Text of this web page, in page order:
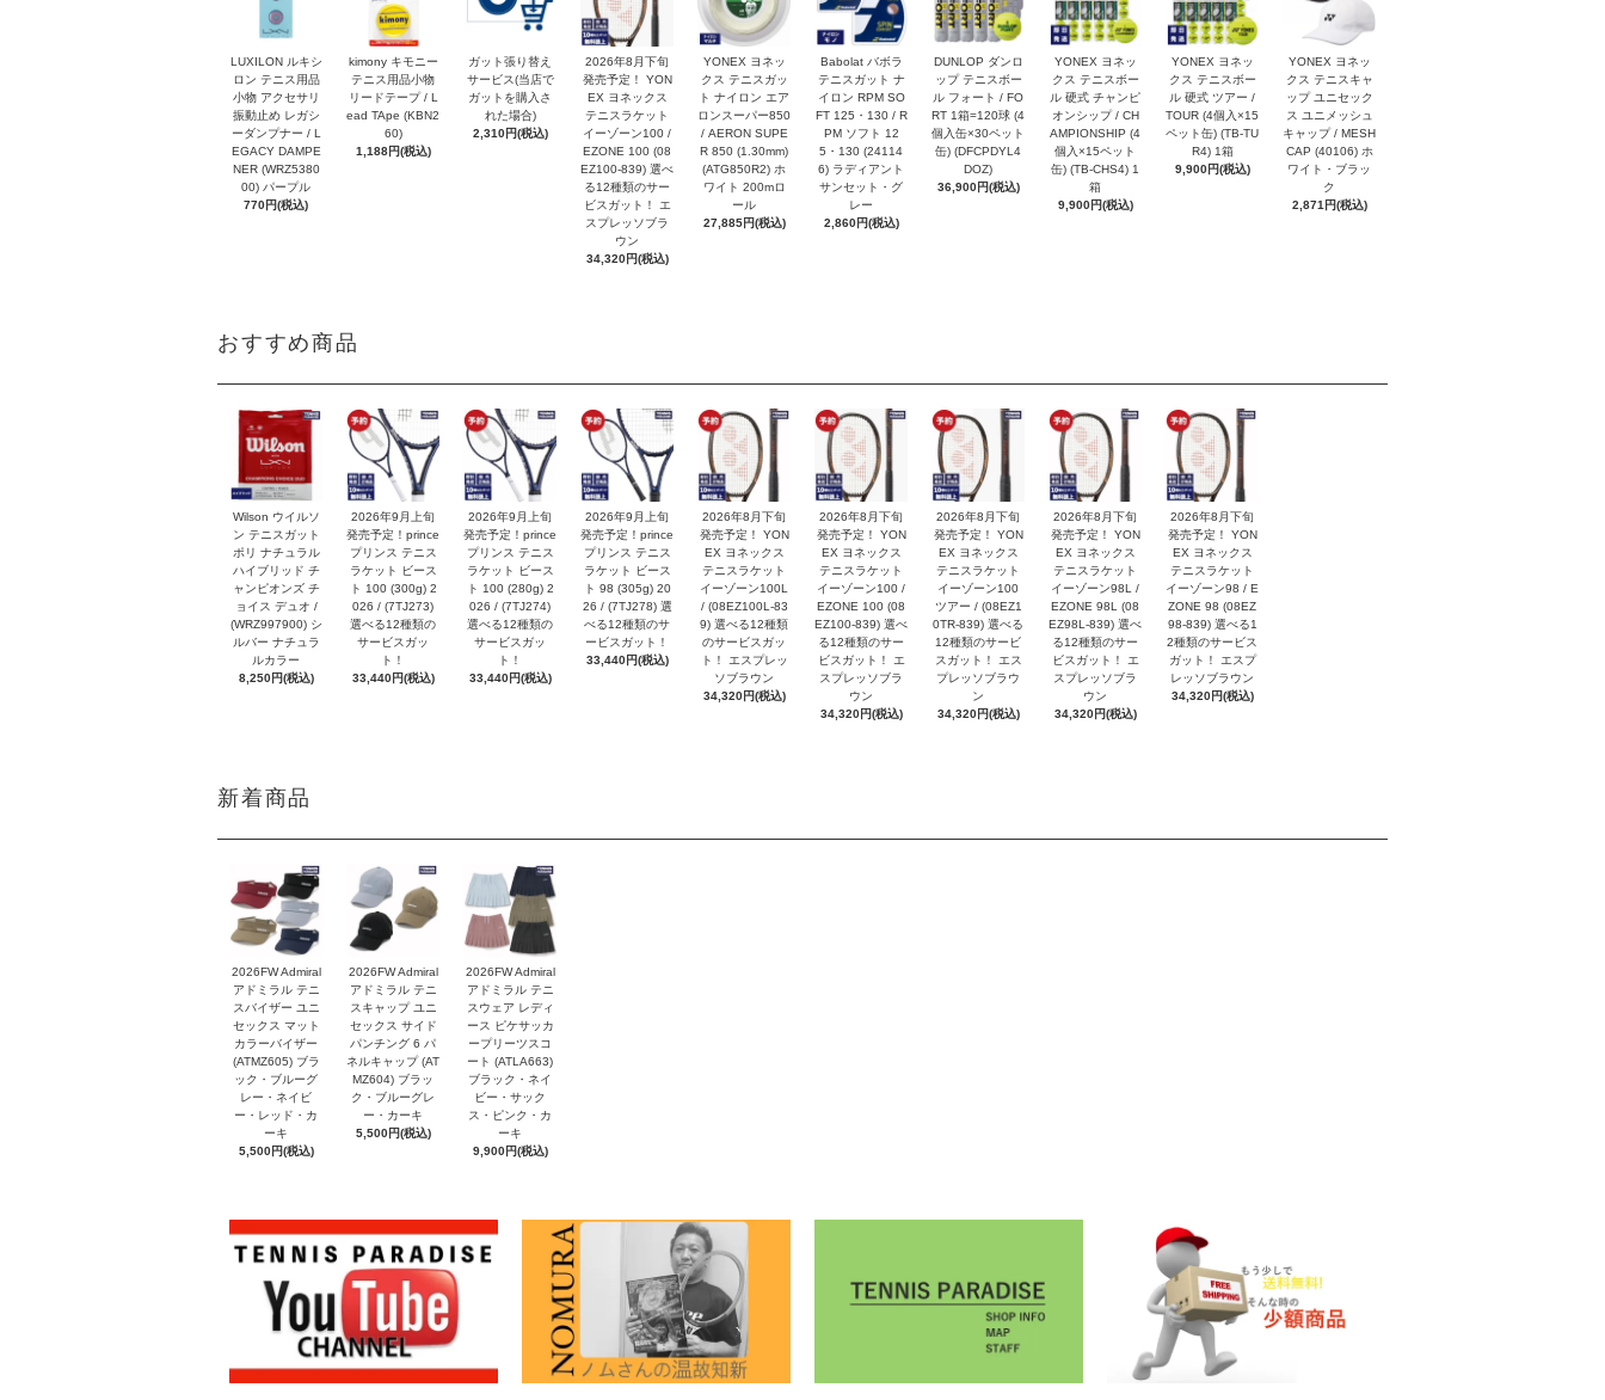
LUXILON ルキシ
ロン テニス用品
小物 アクセサリ
振動止め レガシ
ーダンプナー / L
EGACY DAMPE
NER (WRZ5380
00) パープル
770円(税込)
kimony キモニー
テニス用品小物
リードテープ / L
ead TApe (KBN2
60)
1,188円(税込)
ガット張り替え
サービス(当店で
ガットを購入さ
れた場合)
2,310円(税込)
2026年8月下旬
発売予定！ YON
EX ヨネックス
テニスラケット
イーゾーン100 /
EZONE 100 (08
EZ100-839) 選べ
る12種類のサー
ビスガット！ エ
スプレッソブラ
ウン
34,320円(税込)
YONEX ヨネッ
クス テニスガッ
ト ナイロン エア
ロンスーパー850
/ AERON SUPE
R 850 (1.30mm)
(ATG850R2) ホ
ワイト 200mロ
ール
27,885円(税込)
Babolat バボラ
テニスガット ナ
イロン RPM SO
FT 125・130 / R
PM ソフト 12
5・130 (24114
6) ラディアント
サンセット・グ
レー
2,860円(税込)
DUNLOP ダンロ
ップ テニスボー
ル フォート / FO
RT 1箱=120球 (4
個入缶×30ペット
缶) (DFCPDYL4
DOZ)
36,900円(税込)
YONEX ヨネッ
クス テニスボー
ル 硬式 チャンピ
オンシップ / CH
AMPIONSHIP (4
個入×15ペット
缶) (TB-CHS4) 1
箱
9,900円(税込)
YONEX ヨネッ
クス テニスボー
ル 硬式 ツアー /
TOUR (4個入×15
ペット缶) (TB-TU
R4) 1箱
9,900円(税込)
YONEX ヨネッ
クス テニスキャ
ップ ユニセック
ス ユニメッシュ
キャップ / MESH
CAP (40106) ホ
ワイト・ブラッ
ク
2,871円(税込)
おすすめ商品
Wilson ウイルソ
ン テニスガット
ポリ ナチュラル
ハイブリッド チ
ャンピオンズ チ
ョイス デュオ /
(WRZ997900) シ
ルバー ナチュラ
ルカラー
8,250円(税込)
2026年9月上旬
発売予定！prince
プリンス テニス
ラケット ビース
ト 100 (300g) 2
026 / (7TJ273)
選べる12種類の
サービスガッ
ト！
33,440円(税込)
2026年9月上旬
発売予定！prince
プリンス テニス
ラケット ビース
ト 100 (280g) 2
026 / (7TJ274)
選べる12種類の
サービスガッ
ト！
33,440円(税込)
2026年9月上旬
発売予定！prince
プリンス テニス
ラケット ビース
ト 98 (305g) 20
26 / (7TJ278) 選
べる12種類のサ
ービスガット！
33,440円(税込)
2026年8月下旬
発売予定！ YON
EX ヨネックス
テニスラケット
イーゾーン100L
/ (08EZ100L-83
9) 選べる12種類
のサービスガッ
ト！ エスプレッ
ソブラウン
34,320円(税込)
2026年8月下旬
発売予定！ YON
EX ヨネックス
テニスラケット
イーゾーン100 /
EZONE 100 (08
EZ100-839) 選べ
る12種類のサー
ビスガット！ エ
スプレッソブラ
ウン
34,320円(税込)
2026年8月下旬
発売予定！ YON
EX ヨネックス
テニスラケット
イーゾーン100
ツアー / (08EZ1
0TR-839) 選べる
12種類のサービ
スガット！ エス
プレッソブラウ
ン
34,320円(税込)
2026年8月下旬
発売予定！ YON
EX ヨネックス
テニスラケット
イーゾーン98L /
EZONE 98L (08
EZ98L-839) 選べ
る12種類のサー
ビスガット！ エ
スプレッソブラ
ウン
34,320円(税込)
2026年8月下旬
発売予定！ YON
EX ヨネックス
テニスラケット
イーゾーン98 / E
ZONE 98 (08EZ
98-839) 選べる1
2種類のサービス
ガット！ エスプ
レッソブラウン
34,320円(税込)
新着商品
2026FW Admiral
アドミラル テニ
スバイザー ユニ
セックス マット
カラーバイザー
(ATMZ605) ブラ
ック・ブルーグ
レー・ネイビ
ー・レッド・カ
ーキ
5,500円(税込)
2026FW Admiral
アドミラル テニ
スキャップ ユニ
セックス サイド
パンチング 6 パ
ネルキャップ (AT
MZ604) ブラッ
ク・ブルーグレ
ー・カーキ
5,500円(税込)
2026FW Admiral
アドミラル テニ
スウェア レディ
ース ピケサッカ
ープリーツスコ
ート (ATLA663)
ブラック・ネイ
ビー・サック
ス・ピンク・カ
ーキ
9,900円(税込)